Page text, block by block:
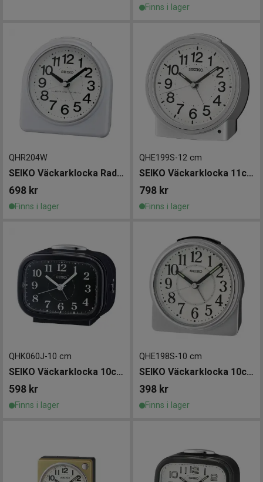
Finns i lager
QHR204W
SEIKO Väckarklocka Radio Controlled
698 kr
Finns i lager
QHE199S-12 cm
SEIKO Väckarklocka 11cm
798 kr
Finns i lager
QHK060J-10 cm
SEIKO Väckarklocka 10cm Svart
598 kr
Finns i lager
QHE198S-10 cm
SEIKO Väckarklocka 10cm Silver/Svart
398 kr
Finns i lager